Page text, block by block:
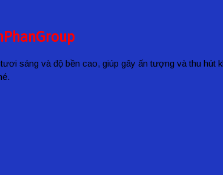
sáng và độ bền cao, giúp gây ấn tượng và thu hút